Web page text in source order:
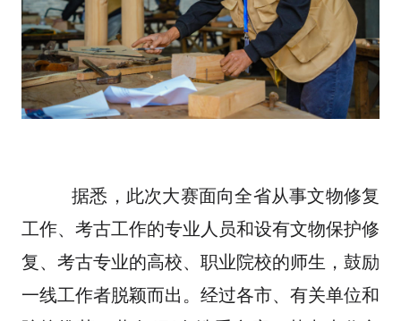
据悉，此次大赛面向全省从事文物修复
工作、考古工作的专业人员和设有文物保护修
复、考古专业的高校、职业院校的师生，鼓励
一线工作者脱颖而出。经过各市、有关单位和